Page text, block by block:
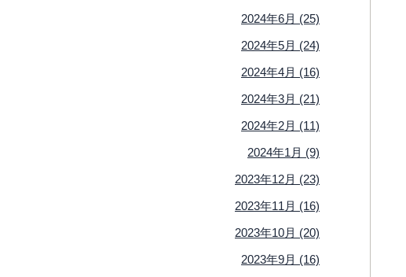
2024年6月 (25)
2024年5月 (24)
2024年4月 (16)
2024年3月 (21)
2024年2月 (11)
2024年1月 (9)
2023年12月 (23)
2023年11月 (16)
2023年10月 (20)
2023年9月 (16)